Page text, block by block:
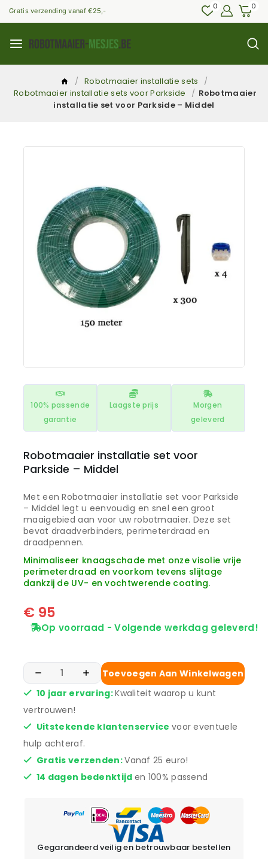
Gratis verzending vanaf €25,- 0 0
/ Robotmaaier installatie sets
/
Robotmaaier installatie sets voor Parkside
/ Robotmaaier
installatie set voor Parkside – Middel
100% passende
garantie
Laagste prijs
Morgen
geleverd
Robotmaaier installatie set voor
Parkside – Middel
Met een Robotmaaier installatie set voor Parkside
– Middel legt u eenvoudig en snel een groot
maaigebied aan voor uw robotmaaier. Deze set
bevat draadverbinders, perimeterdraad en
draadpennen.
Minimaliseer knaagschade met onze visolie vrije
perimeterdraad en voorkom tevens slijtage
dankzij de UV- en vochtwerende coating.
€ 95
Op voorraad - Volgende werkdag geleverd!
Toevoegen Aan Winkelwagen
10 jaar ervaring:Kwaliteit waarop u kunt
vertrouwen!
Uitstekende klantenservice voor eventuele
hulp achteraf.
Gratis verzenden:Vanaf 25 euro!
14 dagen bedenktijd en 100% passend
Gegarandeerd veilig en betrouwbaar bestellen